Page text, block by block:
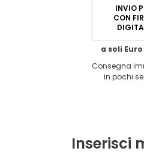
INVIO
CON FIRMA
a soli Euro
Consegna
in pochi
Inserisci